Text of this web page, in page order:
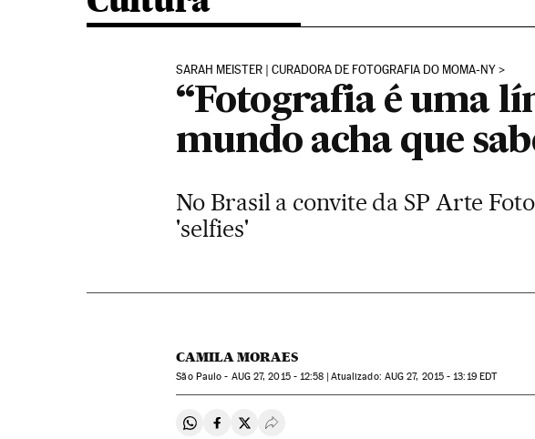
SARAH MEISTER | CURADORA DE FOTOGRAFIA DO MOMA-NY
“Fotografia é uma
mundo acha que
No Brasil a convite da SP Arte
'selfies'
CAMILA MORAES
São Paulo - AUG27, 2015 - 12:58 atualizado: AUG 27, 2015 - 13:19EDT
Compartir en Whatsapp
Compartir en Facebook
Compartir en Twitter
Desplegar Redes Sociales